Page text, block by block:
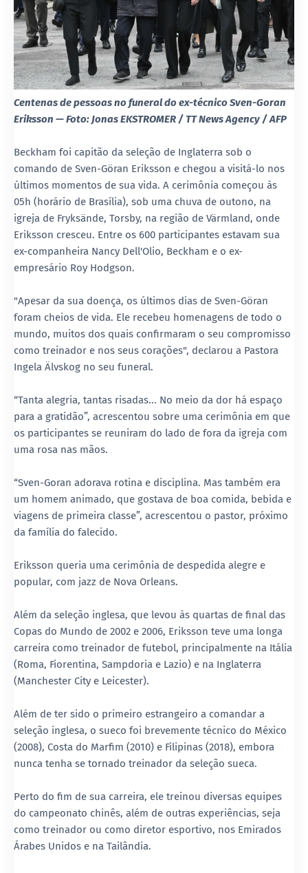
Centenas de pessoas no funeral do ex-técnico Sven-Goran
Eriksson — Foto: Jonas EKSTROMER / TT News Agency / AFP
Beckham foi capitão da seleção de Inglaterra sob o
comando de Sven-Göran Eriksson e chegou a visitá-lo nos
últimos momentos de sua vida. A cerimônia começou às
05h (horário de Brasília), sob uma chuva de outono, na
igreja de Fryksände, Torsby, na região de Värmland, onde
Eriksson cresceu. Entre os 600 participantes estavam sua
ex-companheira Nancy Dell'Olio, Beckham e o ex-
empresário Roy Hodgson.
"Apesar da sua doença, os últimos dias de Sven-Göran
foram cheios de vida. Ele recebeu homenagens de todo o
mundo, muitos dos quais confirmaram o seu compromisso
como treinador e nos seus corações", declarou a Pastora
Ingela Älvskog no seu funeral.
“Tanta alegria, tantas risadas... No meio da dor há espaço
para a gratidão”, acrescentou sobre uma cerimônia em que
os participantes se reuniram do lado de fora da igreja com
uma rosa nas mãos.
“Sven-Goran adorava rotina e disciplina. Mas também era
um homem animado, que gostava de boa comida, bebida e
viagens de primeira classe”, acrescentou o pastor, próximo
da família do falecido.
Eriksson queria uma cerimônia de despedida alegre e
popular, com jazz de Nova Orleans.
Além da seleção inglesa, que levou às quartas de final das
Copas do Mundo de 2002 e 2006, Eriksson teve uma longa
carreira como treinador de futebol, principalmente na Itália
(Roma, Fiorentina, Sampdoria e Lazio) e na Inglaterra
(Manchester City e Leicester).
Além de ter sido o primeiro estrangeiro a comandar a
seleção inglesa, o sueco foi brevemente técnico do México
(2008), Costa do Marfim (2010) e Filipinas (2018), embora
nunca tenha se tornado treinador da seleção sueca.
Perto do fim de sua carreira, ele treinou diversas equipes
do campeonato chinês, além de outras experiências, seja
como treinador ou como diretor esportivo, nos Emirados
Árabes Unidos e na Tailândia.